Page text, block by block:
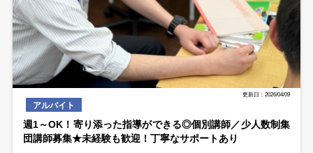
更新日：2026/04/09
アルバイト
週1～OK！寄り添った指導ができる◎個別講師／少人数制集
団講師募集★未経験も歓迎！丁寧なサポートあり